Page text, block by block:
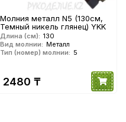
Молния металл N5 (130см,
Темный никель глянец) YKK
Длина (см): 130
Вид молнии: Металл
Тип (номер) молнии: 5
2480 ₸